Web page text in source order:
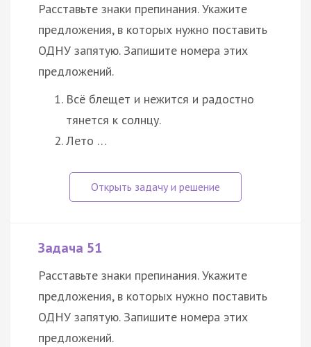
Расставьте знаки препинания. Укажите
предложения, в которых нужно поставить
ОДНУ запятую. Запишите номера этих
предложений.
Всё блещет и нежится и радостно
тянется к солнцу.
Лето …
Задача 51
Расставьте знаки препинания. Укажите
предложения, в которых нужно поставить
ОДНУ запятую. Запишите номера этих
предложений.